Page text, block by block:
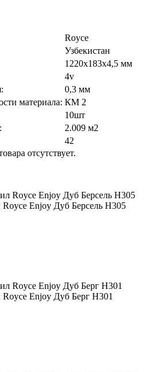
Royce
Узбекистан
1220х183х4,5 мм
4v
0,3 мм
материала: КМ 2
10шт
2.009 м2
42
отсутствует.
Enjoy Дуб Берсель H305
Enjoy Дуб Берг H301